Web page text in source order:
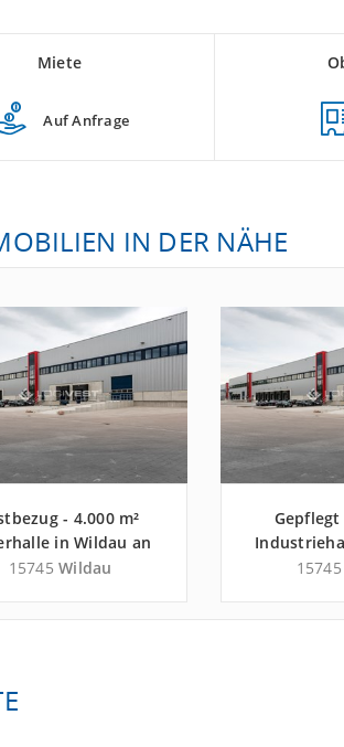
Miete
Auf Anfrage
IN DER NÄHE
- 4.000 m²
in Wildau an
Autobahn A 10 -
Spreewald
15745 Wildau
Gepflegt
an der15745